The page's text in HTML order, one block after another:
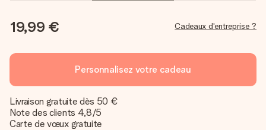
19,99 € Cadeaux d'entreprise ?
Personnalisez votre cadeau
Livraison gratuite dès 50 €
Note des clients 4,8/5
Carte de vœux gratuite